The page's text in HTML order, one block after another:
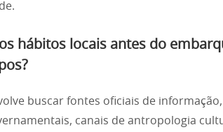
hábitos locais antes do
buscar fontes oficiais de
canais de antropologia